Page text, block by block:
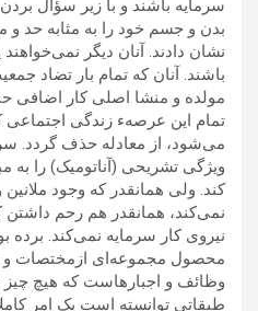
سرمایه باشند و با زیر سؤال
بدن و جسم خود را به مثابه حد و
نشان دادند. آنان دیگر
باشند. آنان که تمام بار تضاد
مولده و منشا اصلی کار اضافی
تمام این عرصهء زندگی
می‌شود، از معادله حذف گردد.
ویژگی تشریحی (آناتومیک) را به
کند. ولی همانقدر که وجود
نمی‌کند، همانقدر هم رحم
نیروی کار سرمایه نمی‌کند. برده
محصول مجموعه‌ای ازمختصات و
وظائف و اجبارهاست که هیچ چیز
طبقاتی توانسته است یک امر